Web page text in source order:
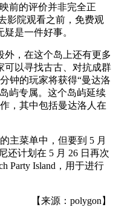
前的评价并非完全正
影院观看之前，免费观
是一件好事。
外，在这个岛上还有更多
可以寻找古古、对抗成群
钟的玩家将获得“曼达洛
屿专属。这个岛屿延续
，其中包括曼达洛人在
主菜单中，但要到 5 月
还计划在 5 月 26 日再次
Party Island，用于进行
【来源：polygon】